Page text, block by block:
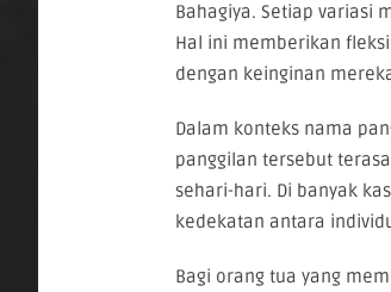
Bahagiya. Setiap variasi
Hal ini memberikan
dengan keinginan
Dalam konteks nama
panggilan tersebut
sehari-hari. Di banyak
kedekatan antara
Bagi orang tua yang